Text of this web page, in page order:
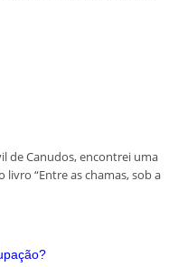
de Canudos, encontrei uma
“Entre as chamas, sob a